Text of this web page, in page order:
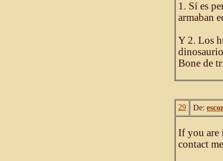
1. Sí es
armaban
Y 2. Los
Bone de
29 De:
If you are
contact